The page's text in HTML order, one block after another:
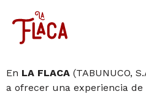
En LA FLACA (TABUNUCO,
a ofrecer una experiencia